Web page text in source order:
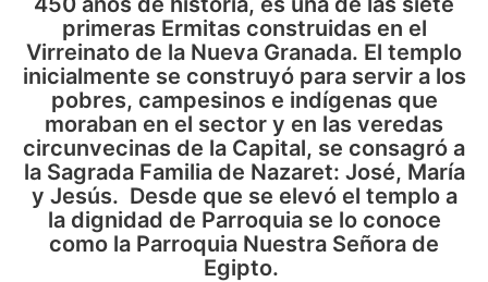
primeras Ermitas construidas en el
Virreinato de la Nueva Granada. El templo
inicialmente se construyó para servir a los
pobres, campesinos e indígenas que
moraban en el sector y en las veredas
circunvecinas de la Capital, se consagró a
la Sagrada Familia de Nazaret: José, María
y Jesús. Desde que se elevó el templo a
la dignidad de Parroquia se lo conoce
como la Parroquia Nuestra Señora de
Egipto.